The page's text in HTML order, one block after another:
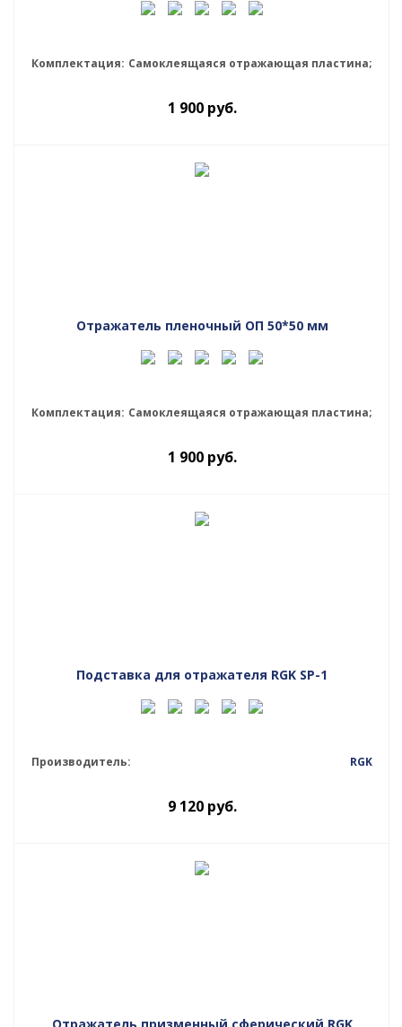
Комплектация: Самоклеящаяся отражающая пластина;
1 900руб.
Отражатель пленочный ОП 50*50 мм
Комплектация: Самоклеящаяся отражающая пластина;
1 900руб.
Подставка для отражателя RGK SP-1
Производитель: RGK
9 120руб.